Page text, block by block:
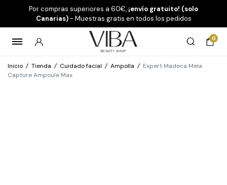
Por compras superiores a 60€, ¡envío gratuito! (solo
Canarias)- Muestras gratis en todos los pedidos
0
Inicio / Tienda / Cuidado facial / Ampolla / Expert Madeca Mela
Capture Ampoule Max